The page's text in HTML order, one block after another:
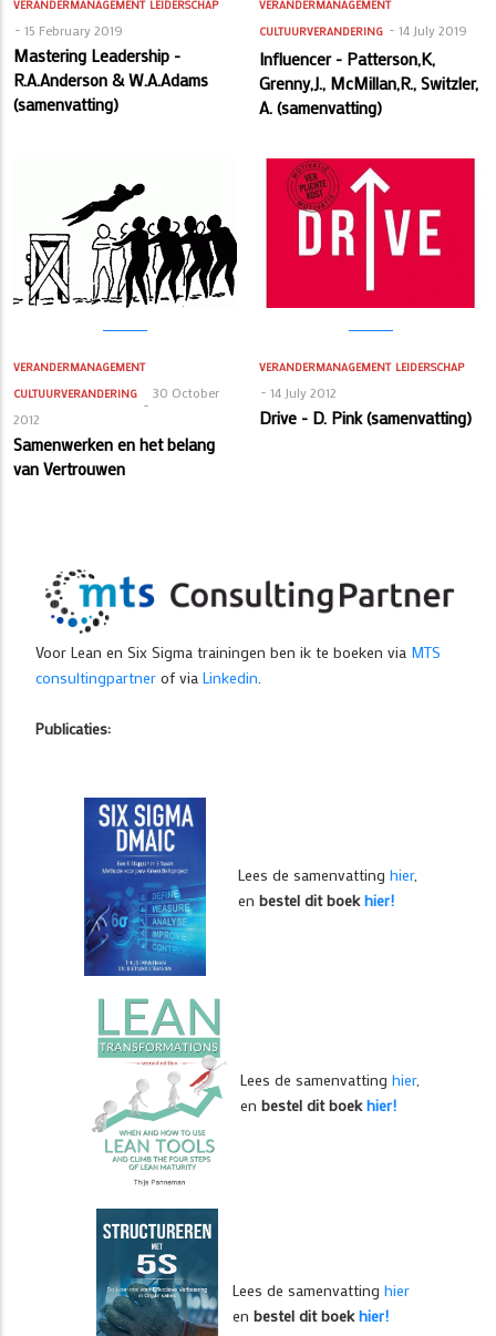
VERANDERMANAGEMENT LEIDERSCHAP
15 February 2019
Mastering Leadership -
R.A.Anderson & W.A.Adams
(samenvatting)
VERANDERMANAGEMENT
CULTUURVERANDERING
14 July 2019
Influencer - Patterson,K,
Grenny,J., McMillan,R., Switzler,
A. (samenvatting)
VERANDERMANAGEMENT
CULTUURVERANDERING
30 October
2012
Samenwerken en het belang
van Vertrouwen
VERANDERMANAGEMENT LEIDERSCHAP
14 July 2012
Drive - D. Pink (samenvatting)
Voor Lean en Six Sigma trainingen ben ik te boeken via MTS
consultingpartner of via Linkedin.
Publicaties:
Lees de samenvatting hier,
en bestel dit boekhier!
Lees de samenvatting hier,
en bestel dit boekhier!
Lees de samenvatting hier
en bestel dit boekhier!